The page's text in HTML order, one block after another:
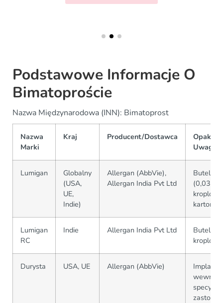
Podstawowe Informacje O
Bimatoproście
Nazwa Międzynarodowa (INN): Bimatoprost
Nazwa
Marki
Kraj Producent/Dostawca
Uwagi
Lumigan
Globalny
(USA,
UE,
Indie)
Allergan (AbbVie),
Allergan India Pvt Ltd
Butelka
(0,03%
karton
Lumigan
RC
Indie Allergan India Pvt Ltd
Butelka
Durysta USA, UE Allergan (AbbVie)
Implant